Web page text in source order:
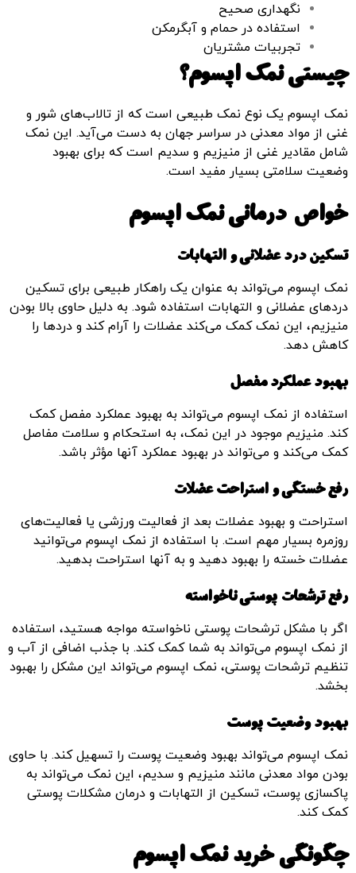
نگهداری صحیح
استفاده در حمام و آبگرمکن
تجربیات مشتریان
چیستی نمک اپسوم؟
نمک اپسوم یک نوع نمک طبیعی است که از تالاب‌های شور و
غنی از مواد معدنی در سراسر جهان به دست می‌آید. این نمک
شامل مقادیر غنی از منیزیم و سدیم است که برای بهبود
وضعیت سلامتی بسیار مفید است.
خواص درمانی نمک اپسوم
تسکین درد عضلانی و التهابات
نمک اپسوم می‌تواند به عنوان یک راهکار طبیعی برای تسکین
دردهای عضلانی و التهابات استفاده شود. به دلیل حاوی بالا بودن
منیزیم، این نمک کمک می‌کند عضلات را آرام کند و دردها را
کاهش دهد.
بهبود عملکرد مفصل
استفاده از نمک اپسوم می‌تواند به بهبود عملکرد مفصل کمک
کند. منیزیم موجود در این نمک، به استحکام و سلامت مفاصل
کمک می‌کند و می‌تواند در بهبود عملکرد آنها مؤثر باشد.
رفع خستگی و استراحت عضلات
استراحت و بهبود عضلات بعد از فعالیت ورزشی یا فعالیت‌های
روزمره بسیار مهم است. با استفاده از نمک اپسوم می‌توانید
عضلات خسته را بهبود دهید و به آنها استراحت بدهید.
رفع ترشحات پوستی ناخواسته
اگر با مشکل ترشحات پوستی ناخواسته مواجه هستید، استفاده
از نمک اپسوم می‌تواند به شما کمک کند. با جذب اضافی از آب و
تنظیم ترشحات پوستی، نمک اپسوم می‌تواند این مشکل را بهبود
بخشد.
بهبود وضعیت پوست
نمک اپسوم می‌تواند بهبود وضعیت پوست را تسهیل کند. با حاوی
بودن مواد معدنی مانند منیزیم و سدیم، این نمک می‌تواند به
پاکسازی پوست، تسکین از التهابات و درمان مشکلات پوستی
کمک کند.
چگونگی خرید نمک اپسوم